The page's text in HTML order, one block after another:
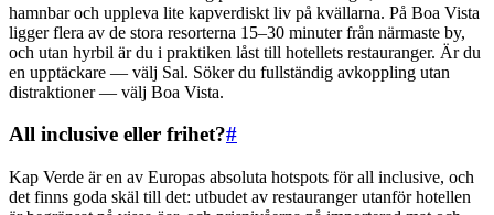
hamnbar och uppleva lite kapverdiskt liv på kvällarna. På Boa Vista
ligger flera av de stora resorterna 15–30 minuter från närmaste by,
och utan hyrbil är du i praktiken låst till hotellets restauranger. Är du
en upptäckare — välj Sal. Söker du fullständig avkoppling utan
distraktioner — välj Boa Vista.
All inclusive eller frihet?#
Kap Verde är en av Europas absoluta hotspots för all inclusive, och
det finns goda skäl till det: utbudet av restauranger utanför hotellen